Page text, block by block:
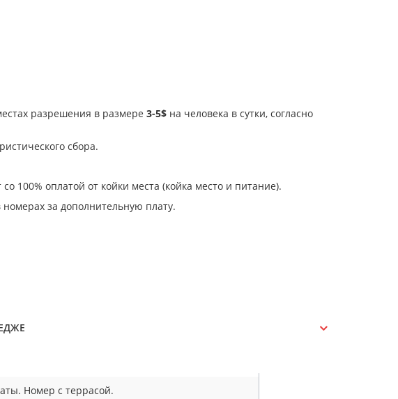
разрешения в размере 3-5$на человека в сутки, согласно
сбора.
100% оплатой от койки места (койка место и питание).
за дополнительную плату.
Номер с террасой.